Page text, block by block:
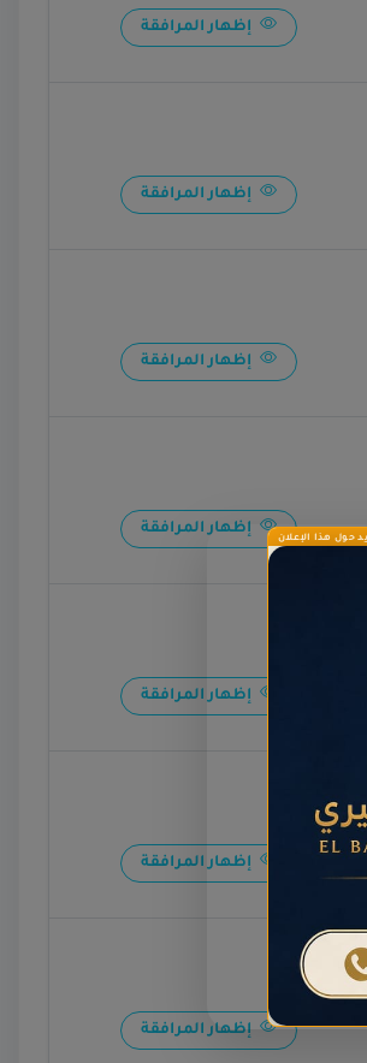
إظهار المرافقة
إظهار المرافقة
إظهار المرافقة
إظهار المرافقة
إظهار المرافقة
إظهار المرافقة
إظهار المرافقة
حول هذا الإعلان